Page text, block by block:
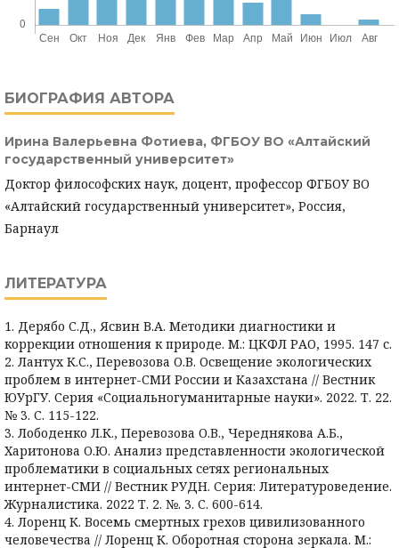
БИОГРАФИЯ АВТОРА
Ирина Валерьевна Фотиева, ФГБОУ ВО «Алтайский
государственный университет»
Доктор философских наук, доцент, профессор ФГБОУ ВО
«Алтайский государственный университет», Россия,
Барнаул
ЛИТЕРАТУРА
1. Дерябо С.Д., Ясвин В.А. Методики диагностики и
коррекции отношения к природе. М.: ЦКФЛ РАО, 1995. 147 с.
2. Лантух К.С., Перевозова О.В. Освещение экологических
проблем в интернет-СМИ России и Казахстана // Вестник
ЮУрГУ. Серия «Социальногуманитарные науки». 2022. Т. 22.
№ 3. С. 115-122.
3. Лободенко Л.К., Перевозова О.В., Череднякова А.Б.,
Харитонова О.Ю. Анализ представленности экологической
проблематики в социальных сетях региональных
интернет-СМИ // Вестник РУДН. Серия: Литературоведение.
Журналистика. 2022 Т. 2. №. 3. С. 600-614.
4. Лоренц К. Восемь смертных грехов цивилизованного
человечества // Лоренц К. Оборотная сторона зеркала. М.: